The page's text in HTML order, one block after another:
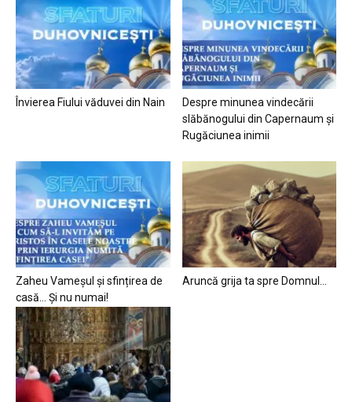
Învierea Fiului văduvei din Nain
Despre minunea vindecării
slăbănogului din Capernaum și
Rugăciunea inimii
Zaheu Vameșul și sfințirea de
casă… Și nu numai!
Aruncă grija ta spre Domnul…